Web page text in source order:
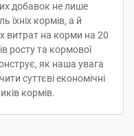
добавок не лише
їхніх кормів, а й
витрат на корми на 20
росту та кормової
як наша увага
суттєві економічні
кормів.